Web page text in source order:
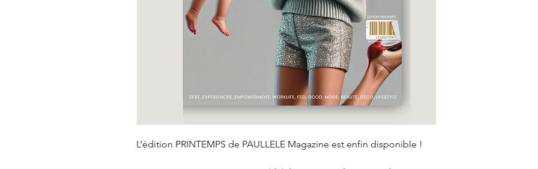
L’édition PRINTEMPS de PAULLELE Magazine est enfin disponible !